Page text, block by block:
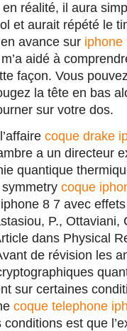
réalité, il aura
et aurait répété le
avance sur iphone
aidé à
façon. Vous
la tête en bas
sur votre dos.
coque drake
a un directeur
quantique
coque
8 7 avec
P., Ottaviani,
dans Physical
de révision les
sur certaines
coque telephone
conditions est que